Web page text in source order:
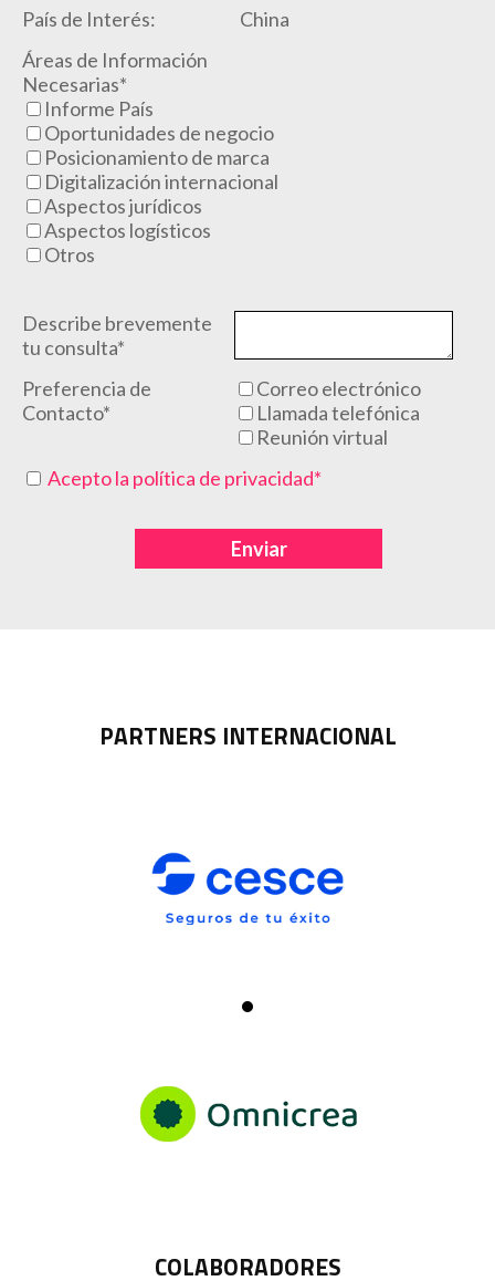
País de Interés:
China
Áreas de Información
Necesarias*
Informe País
Oportunidades de negocio
Posicionamiento de marca
Digitalización internacional
Aspectos jurídicos
Aspectos logísticos
Otros
Describe brevemente
tu consulta*
Preferencia de
Contacto*
Correo electrónico
Llamada telefónica
Reunión virtual
Acepto la política de privacidad*
PARTNERS INTERNACIONAL
COLABORADORES